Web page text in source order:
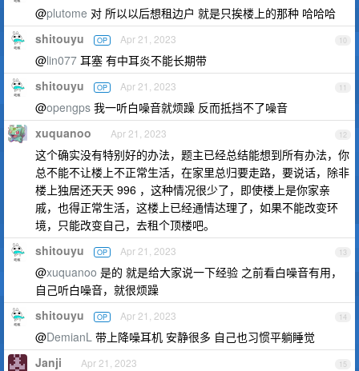
@plutome 对 所以以后想租边户 就是只挨楼上的那种 哈哈哈
10
shitouyu OP Apr 21, 2023
@lin077 耳塞 有中耳炎不能长期带
11
shitouyu OP Apr 21, 2023
@opengps 我一听白噪音就烦躁 反而抵挡不了噪音
12
xuquanoo Apr 21, 2023
这个确实没有特别好的办法，题主已经总结能想到所有办法，你
总不能不让楼上不正常生活，在家里总归要走路，要说话，除非
楼上独居还天天 996 ，这种情况很少了，即使楼上是你家亲
戚，也得正常生活，这楼上已经通情达理了，如果不能改变环
境，只能改变自己，去租个顶楼吧。
13
shitouyu OP Apr 21, 2023
@xuquanoo 是的 就是给大家说一下经验 之前看白噪音有用，
自己听白噪音，就很烦躁
14
shitouyu OP Apr 21, 2023
@DemianL 带上降噪耳机 安静很多 自己也习惯平躺睡觉
15
Janji Apr 21, 2023